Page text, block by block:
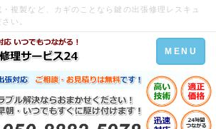
複製など、カギのことなら鍵の出張修理レスキュ
い。
Toggle
navigation
MENU